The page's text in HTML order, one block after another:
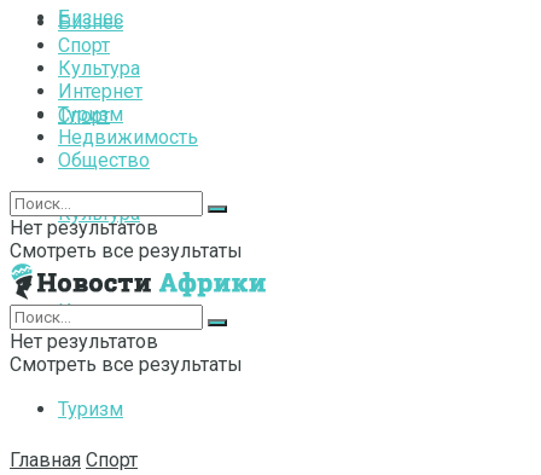
Бизнес
Спорт
Культура
Интернет
Туризм
Бизнес
Спорт
Культура
Интернет
Туризм
Недвижимость
Общество
Нет результатов
Смотреть все результаты
Нет результатов
Смотреть все результаты
Главная Спорт